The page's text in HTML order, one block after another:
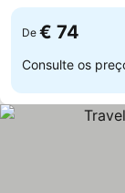
De € 74
Consulte os